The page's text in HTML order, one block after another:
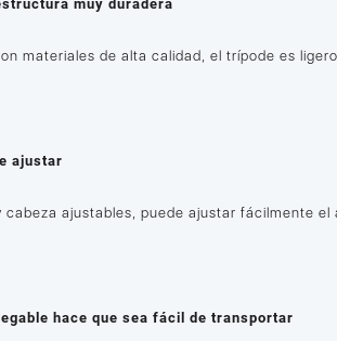
muy duradera
materiales de alta calidad, el trípode es
ajustar
cabeza ajustables, puede ajustar fácilmente
hace que sea fácil de transportar